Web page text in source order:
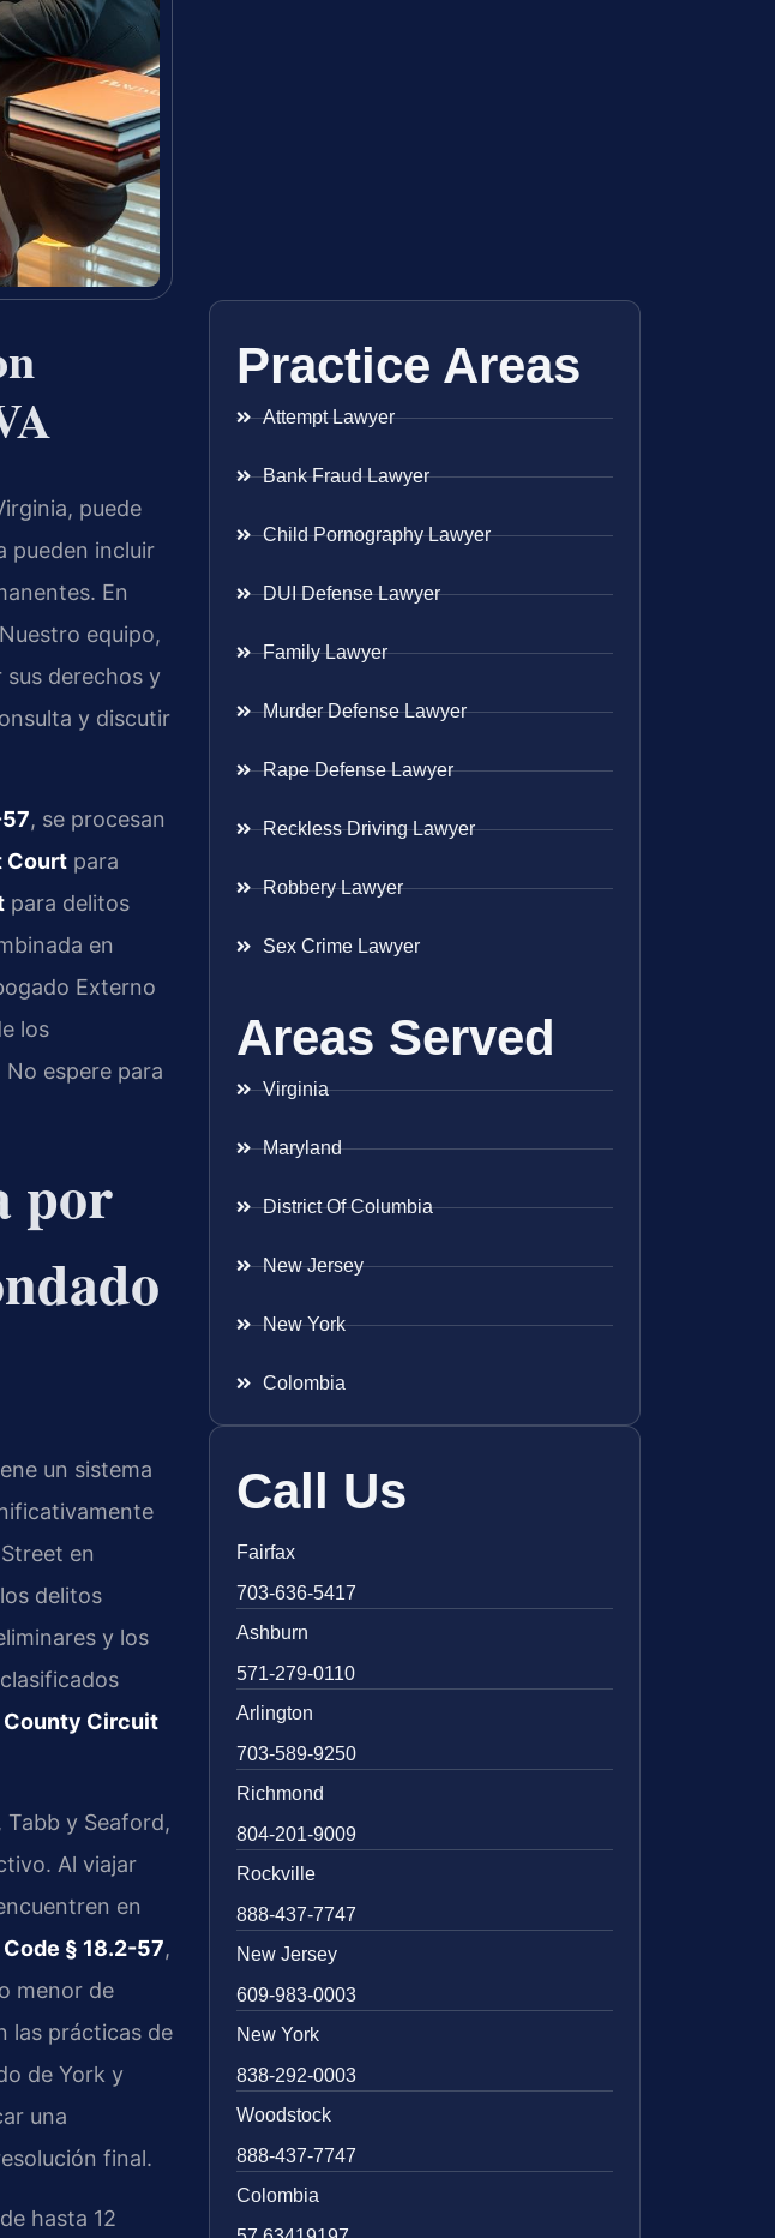
puede
pueden incluir
En
equipo,
sus derechos y
y discutir
, se procesan
Court para
para delitos
en
Externo
los
espere para
por
un sistema
en
delitos
y los
County Circuit
y Seaford,
Al viajar
en
Code § 18.2-57,
menor de
las prácticas de
de York y
una
final.
hasta 12
Practice Areas
Attempt Lawyer
Bank Fraud Lawyer
Child Pornography Lawyer
DUI Defense Lawyer
Family Lawyer
Murder Defense Lawyer
Rape Defense Lawyer
Reckless Driving Lawyer
Robbery Lawyer
Sex Crime Lawyer
Areas Served
Virginia
Maryland
District Of Columbia
New Jersey
New York
Colombia
Call Us
Fairfax
703-636-5417
Ashburn
571-279-0110
Arlington
703-589-9250
Richmond
804-201-9009
Rockville
888-437-7747
New Jersey
609-983-0003
New York
838-292-0003
Woodstock
888-437-7747
Colombia